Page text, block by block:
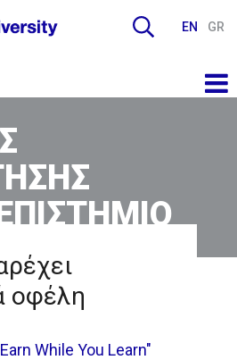
EN GR
οφέλη
While You Learn"